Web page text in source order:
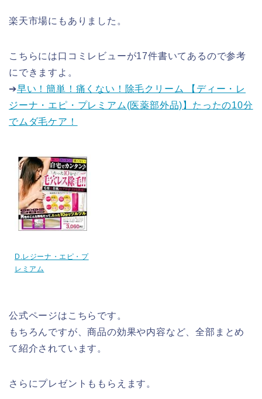
楽天市場にもありました。
こちらには口コミレビューが17件書いてあるので参考
にできますよ。
➔早い！簡単！痛くない！除毛クリーム 【ディー・レ
ジーナ・エピ・プレミアム(医薬部外品)】たったの10分
でムダ毛ケア！
D.レジーナ・エピ・プ
レミアム
公式ページはこちらです。
もちろんですが、商品の効果や内容など、全部まとめ
て紹介されています。
さらにプレゼントももらえます。